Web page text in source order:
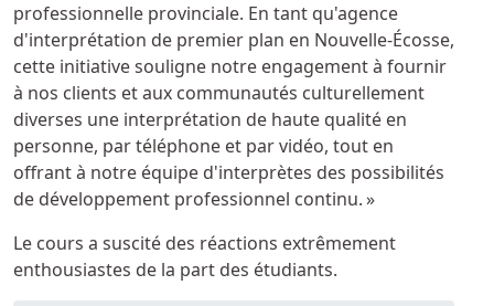
professionnelle provinciale. En tant qu'agence
d'interprétation de premier plan en Nouvelle-Écosse,
cette initiative souligne notre engagement à fournir
à nos clients et aux communautés culturellement
diverses une interprétation de haute qualité en
personne, par téléphone et par vidéo, tout en
offrant à notre équipe d'interprètes des possibilités
de développement professionnel continu. »
Le cours a suscité des réactions extrêmement
enthousiastes de la part des étudiants.